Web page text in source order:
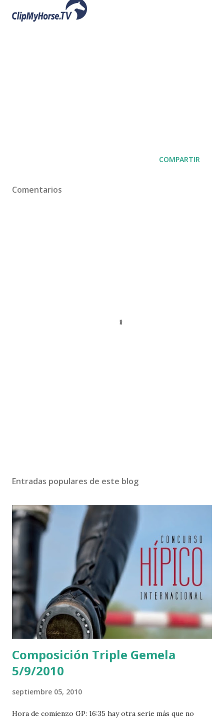
COMPARTIR
Comentarios
Entradas populares de este blog
Composición Triple Gemela
5/9/2010
septiembre 05, 2010
Hora de comienzo GP: 16:35 hay otra serie más que no